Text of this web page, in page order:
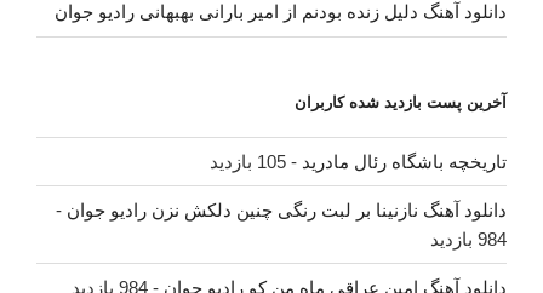
دانلود آهنگ دلیل زنده بودنم از امیر بارانی بهبهانی رادیو جوان
آخرین پست بازدید شده کاربران
تاریخچه باشگاه رئال مادرید - 105 بازدید
دانلود آهنگ نازنینا بر لبت رنگی چنین دلکش نزن رادیو جوان -
984 بازدید
دانلود آهنگ امین عراقی ماه من کو رادیو جوان - 984 بازدید